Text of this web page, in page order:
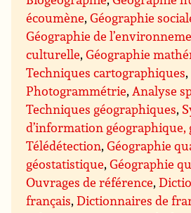
écoumène,Géographie
Géographie de
culturelle,Géographie
Techniques cartographiques,
Photogrammétrie, Analyse
Techniques géographiques,
d’information géographique,
Télédétection,Géographie
géostatistique,Géographie
Ouvrages de référence,
français,Dictionnaires de